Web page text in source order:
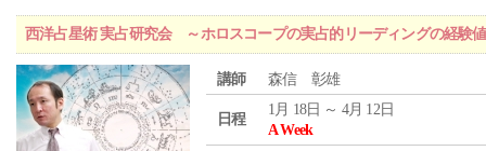
西洋占星術 実占研究会 ～ホロスコープの実占的リーディングの経験
講師 森信 彰雄
日程
1月 18日 ～ 4月 12日
A Week